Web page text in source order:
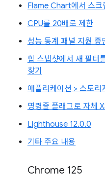
Flame Chart에서 스크
CPU를 20배로 제한
성능 통계 패널 지원 중
힙 스냅샷에서 새 필터
찾기
애플리케이션 > 스토
명령줄 플래그로 자체
Lighthouse 12.0.0
기타 주요 내용
Chrome 125